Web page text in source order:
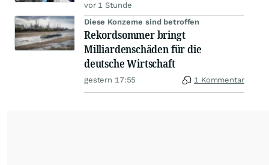
vor 1 Stunde
Diese Konzerne sind betroffen
Rekordsommer bringt
Milliardenschäden für die
deutsche Wirtschaft
gestern 17:55 1 Kommentar